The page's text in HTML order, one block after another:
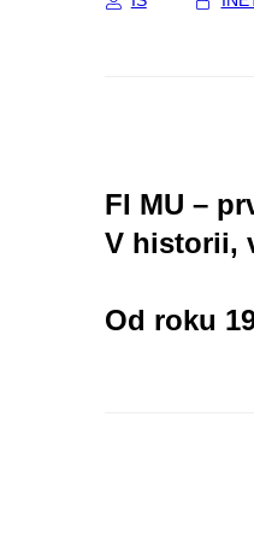
FI MU –
V historii,
Od roku